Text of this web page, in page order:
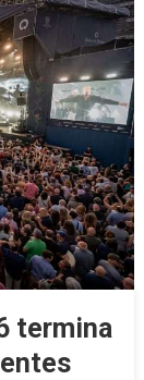
termina